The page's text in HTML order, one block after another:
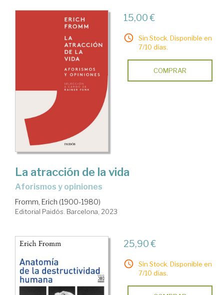
15,00 €
Sin Stock. Disponible en
7/10 días.
COMPRAR
La atracción de la vida
aforismos y opiniones
Fromm, Erich (1900-1980)
Editorial Paidós. Barcelona, 2023
25,90 €
Sin Stock. Disponible en
7/10 días.